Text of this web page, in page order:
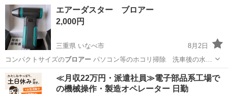
兵庫 佐用郡 佐用駅 その他
エアーダスター ブロアー
2,000円
三重県 いなべ市
8月2日
コンパクトサイズのブロアーパソコン等のホコリ掃除 洗車後の水…
三重 いなべ市 生活家電
≪月収22万円・派遣社員≫電子部品系工場で
の機械操作・製造オペレーター 日勤